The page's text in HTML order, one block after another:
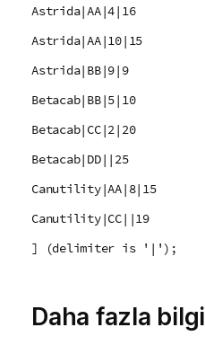
Astrida|AA|4|16
Astrida|AA|10|15
Astrida|BB|9|9
Betacab|BB|5|10
Betacab|CC|2|20
Betacab|DD||25
Canutility|AA|8|15
Canutility|CC||19
] (delimiter is '|');
Daha fazla bilgi